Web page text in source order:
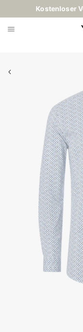
Kostenloser